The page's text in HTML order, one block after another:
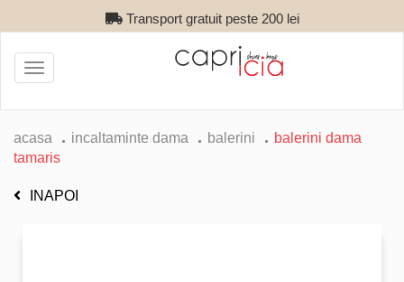
Retur gratuit
Toggle
navigation
acasa incaltaminte dama balerini
balerini dama
tamaris
INAPOI